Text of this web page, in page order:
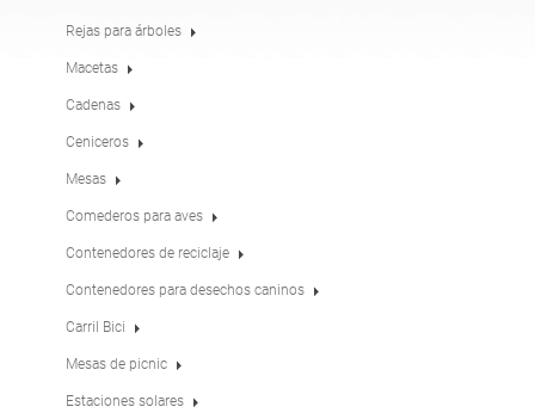
Pérgolas
Comederos para aves Farolas
inglés (USA)
italiano
letón lituano
Rejas para árboles
Macetas
Cadenas
Ceniceros
Mesas
Comederos para aves
Contenedores de reciclaje
Contenedores para desechos caninos
Carril Bici
Mesas de picnic
Estaciones solares